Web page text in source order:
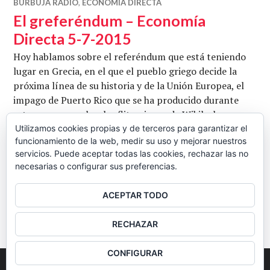
BURBUJA RADIO, ECONOMÍA DIRECTA
El greferéndum – Economía
Directa 5-7-2015
Hoy hablamos sobre el referéndum que está teniendo
lugar en Grecia, en el que el pueblo griego decide la
próxima línea de su historia y de la Unión Europea, el
impago de Puerto Rico que se ha producido durante
esta semana y sobre las flitraciones de Wikileaks que
revelan la estrategia inversora de Arabia Saudí en
medios de comunicación españoles. Con Jordi Llatzer,
Juan Cabrero …Seguir leyendoEl greferéndum –
BARRA
LATERAL
2026 Colectivo Burbuja
Utilizamos cookies propias y de terceros para garantizar el
funcionamiento de la web, medir su uso y mejorar nuestros
servicios. Puede aceptar todas las cookies, rechazar las no
necesarias o configurar sus preferencias.
ACEPTAR TODO
RECHAZAR
CONFIGURAR